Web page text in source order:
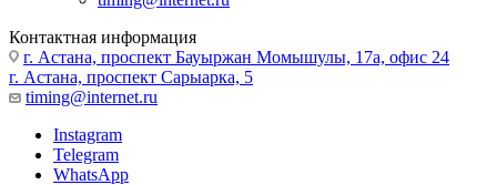
Контактная информация
г. Астана, проспект Бауыржан Момышулы, 17а, офис 24
г. Астана, проспект Сарыарка, 5
timing@internet.ru
Instagram
Telegram
WhatsApp